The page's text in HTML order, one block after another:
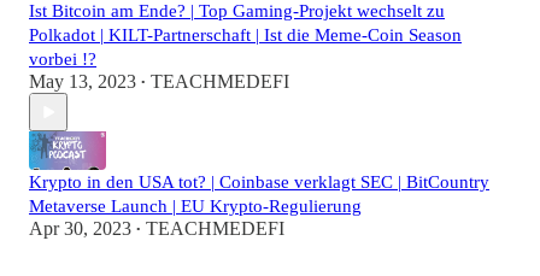
Ist Bitcoin am Ende? | Top Gaming-Projekt wechselt zu
Polkadot | KILT-Partnerschaft | Ist die Meme-Coin Season
vorbei !?
May 13, 2023 • TEACHMEDEFI
Krypto in den USA tot? | Coinbase verklagt SEC | BitCountry
Metaverse Launch | EU Krypto-Regulierung
Apr 30, 2023 • TEACHMEDEFI